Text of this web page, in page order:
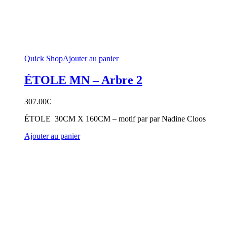
Quick ShopAjouter au panier
ÉTOLE MN – Arbre 2
307.00€
ÉTOLE 30CM X 160CM – motif par par Nadine Cloos
Ajouter au panier